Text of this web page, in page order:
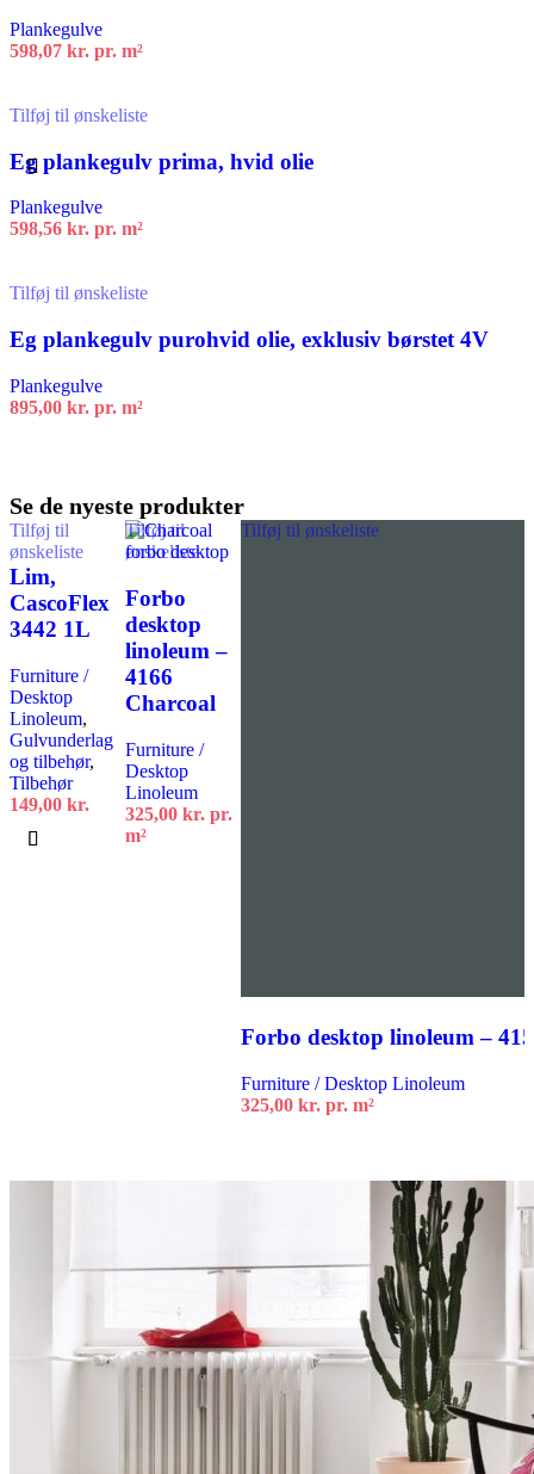
Plankegulve
598,07 kr. pr. m²
Tilføj til ønskeliste
Eg plankegulv prima, hvid olie
Plankegulve
598,56 kr. pr. m²
Tilføj til ønskeliste
Eg plankegulv purohvid olie, exklusiv børstet 4V
Plankegulve
895,00 kr. pr. m²
Se de nyeste produkter
Tilføj til
ønskeliste
Lim,
CascoFlex
3442 1L
Furniture /
Desktop
Linoleum,
Gulvunderlag
og tilbehør,
Tilbehør
149,00 kr.
Tilføj til kurv
Tilføj til
ønskeliste
Forbo
desktop
linoleum –
4166
Charcoal
Furniture /
Desktop
Linoleum
325,00 kr. pr.
m²
Tilføj til ønskeliste
Forbo desktop linoleum –
Furniture / Desktop Linoleum
325,00 kr. pr. m²